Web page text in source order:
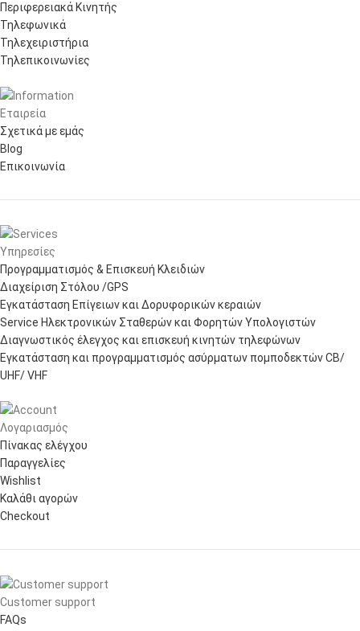
Περιφερειακά Κινητής
Τηλεφωνικά
Τηλεχειριστήρια
Τηλεπικοινωνίες
Εταιρεία
Σχετικά με εμάς
Blog
Επικοινωνία
Υπηρεσίες
Προγραμματισμός & Επισκευή Κλειδιών
Διαχείριση Στόλου /GPS
Εγκατάσταση Επίγειων και Δορυφορικών κεραιών
Service Ηλεκτρονικών Σταθερών και Φορητών Υπολογιστών
Διαγνωστικός έλεγχος και επισκευή κινητών τηλεφώνων
Εγκατάσταση και προγραμματισμός ασύρματων πομποδεκτών CB/
UHF/ VHF
Λογαριασμός
Πίνακας ελέγχου
Παραγγελίες
Wishlist
Καλάθι αγορών
Checkout
Customer support
FAQs